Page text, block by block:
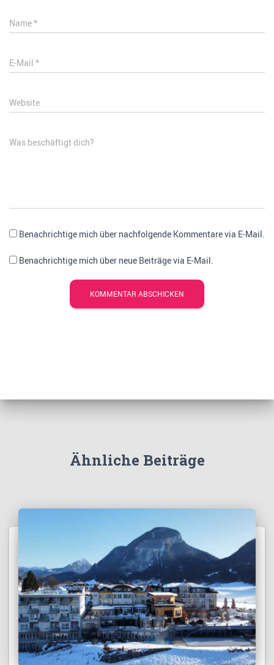
Name*
E-Mail *
Website
Was beschäftigt dich?
Benachrichtige mich über nachfolgende Kommentare via E-Mail.
Benachrichtige mich über neue Beiträge via E-Mail.
Ähnliche Beiträge